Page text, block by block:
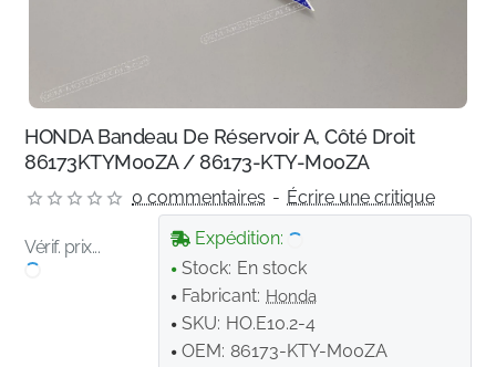
HONDA Bandeau De Réservoir A, Côté Droit
86173KTYM00ZA / 86173-KTY-M00ZA
0 commentaires - Écrire une critique
Vérif. prix...
Expédition:
Stock: En stock
Fabricant: Honda
SKU: HO.E10.2-4
OEM: 86173-KTY-M00ZA